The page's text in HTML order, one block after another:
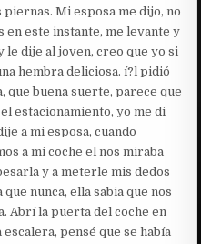
Mi esposa me dijo, no
en este instante, me levante y
le dije al joven, creo que yo si
hembra deliciosa. í?l pidió
que buena suerte, parece que
estacionamiento, yo me di
a mi esposa, cuando
a mi coche el nos miraba
y a meterle mis dedos
nunca, ella sabia que nos
Abrí la puerta del coche en
pensé que se había